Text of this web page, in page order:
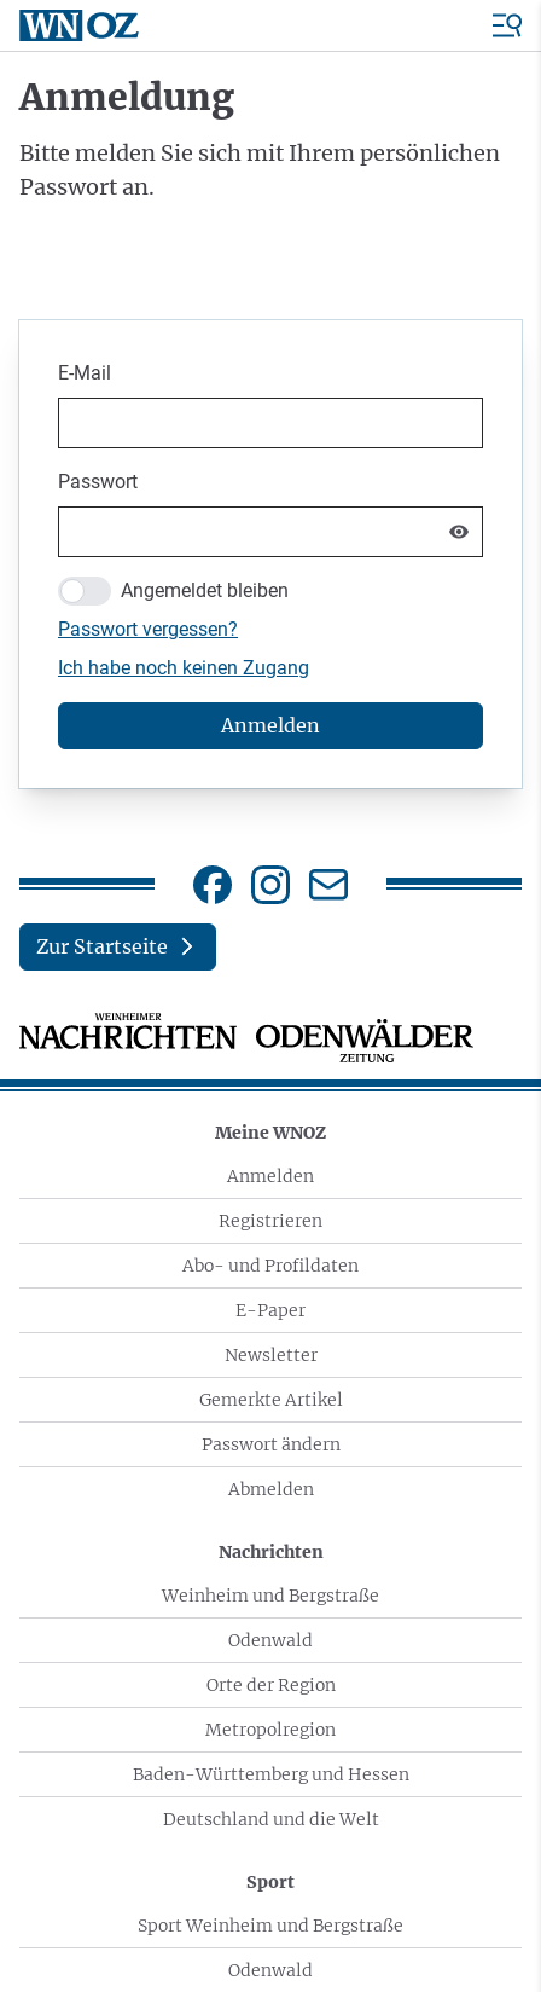
Anmeldung
Bitte melden Sie sich mit Ihrem persönlichen
Passwort an.
E-Mail
Passwort
Angemeldet bleiben
Passwort vergessen?
Ich habe noch keinen Zugang
Anmelden
Zur Startseite
Meine WNOZ
Anmelden
Registrieren
Abo- und Profildaten
E-Paper
Newsletter
Gemerkte Artikel
Passwort ändern
Abmelden
Nachrichten
Weinheim und Bergstraße
Odenwald
Orte der Region
Metropolregion
Baden-Württemberg und Hessen
Deutschland und die Welt
Sport
Sport Weinheim und Bergstraße
Odenwald